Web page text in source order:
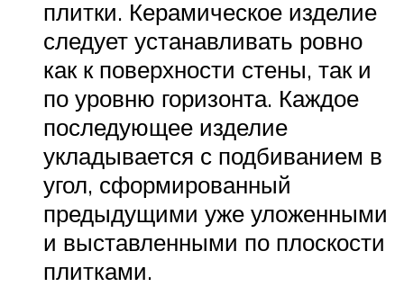
плитки. Керамическое изделие
следует устанавливать ровно
как к поверхности стены, так и
по уровню горизонта. Каждое
последующее изделие
укладывается с подбиванием в
угол, сформированный
предыдущими уже уложенными
и выставленными по плоскости
плитками.